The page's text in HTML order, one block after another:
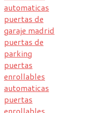
automaticas
puertas de
garaje madrid
puertas de
parking
puertas
enrollables
automaticas
puertas